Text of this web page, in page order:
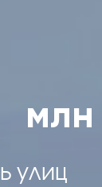
млн
улиц